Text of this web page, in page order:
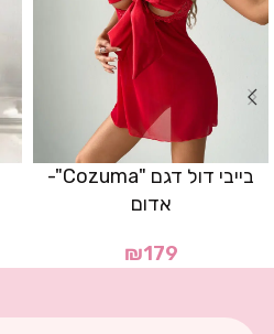
בייבי דול דגם "Cozuma"-
אדום
₪179